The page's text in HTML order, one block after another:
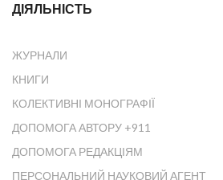
ДІЯЛЬНІСТЬ
ЖУРНАЛИ
КНИГИ
КОЛЕКТИВНІ МОНОГРАФІЇ
ДОПОМОГА АВТОРУ +911
ДОПОМОГА РЕДАКЦІЯМ
ПЕРСОНАЛЬНИЙ НАУКОВИЙ АГЕНТ